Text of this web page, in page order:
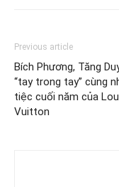
Previous article
Bích Phương, Tăng
“tay trong tay” cùng
tiệc cuối năm của
Vuitton